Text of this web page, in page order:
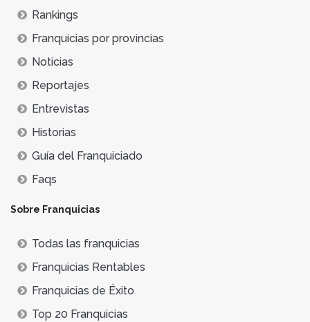
Rankings
Franquicias por provincias
Noticias
Reportajes
Entrevistas
Historias
Guía del Franquiciado
Faqs
Sobre Franquicias
Todas las franquicias
Franquicias Rentables
Franquicias de Éxito
Top 20 Franquicias